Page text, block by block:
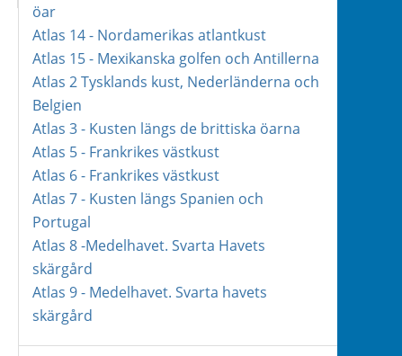
öar
Atlas 14 - Nordamerikas atlantkust
Atlas 15 - Mexikanska golfen och Antillerna
Atlas 2 Tysklands kust, Nederländerna och
Belgien
Atlas 3 - Kusten längs de brittiska öarna
Atlas 5 - Frankrikes västkust
Atlas 6 - Frankrikes västkust
Atlas 7 - Kusten längs Spanien och
Portugal
Atlas 8 -Medelhavet. Svarta Havets
skärgård
Atlas 9 - Medelhavet. Svarta havets
skärgård